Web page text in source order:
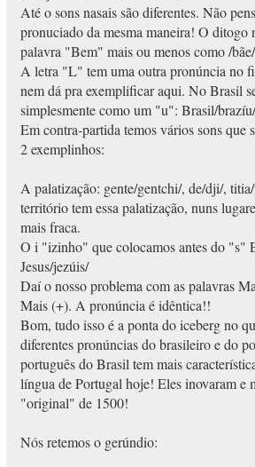
Até o sons nasais são diferentes. Não
pronuciado da mesma maneira! O ditogo
palavra "Bem" mais ou menos como /bãe/
A letra "L" tem uma outra pronúncia no
nem dá pra exemplificar aqui. No Brasil
simplesmente como um "u": Brasil/brazíu/
Em contra-partida temos vários sons que
2 exemplinhos:
A palatização: gente/gentchi/, de/dji/,
território tem essa palatização, nuns
mais fraca.
O i "izinho" que colocamos antes do "s"
Jesus/jezúis/
Daí o nosso problema com as palavras
Mais (+). A pronúncia é idêntica!!
Bom, tudo isso é a ponta do iceberg no
diferentes pronúncias do brasileiro e do
português do Brasil tem mais
língua de Portugal hoje! Eles inovaram e
"original" de 1500!
Nós retemos o gerúndio: